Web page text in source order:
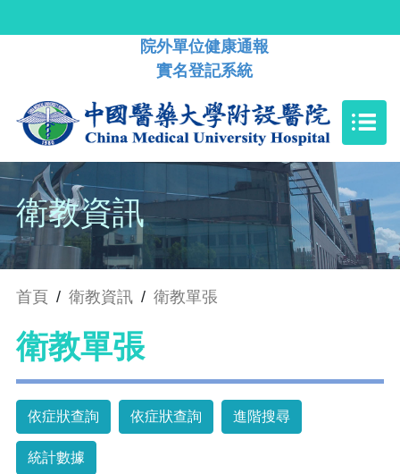
院外單位健康通報
實名登記系統
衛教資訊
首頁 / 衛教資訊 / 衛教單張
衛教單張
依症狀查詢 依症狀查詢 進階搜尋
統計數據